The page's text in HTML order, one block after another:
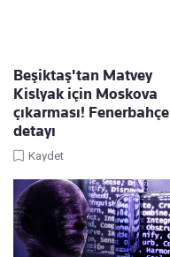
Beşiktaş'tan Matvey
Kislyak için Moskova
çıkarması! Fenerbahçe
detayı
Kaydet